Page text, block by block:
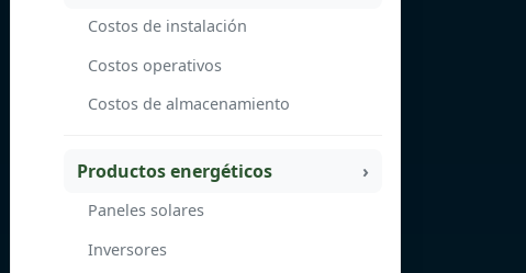
Costos de instalación
Costos operativos
Costos de almacenamiento
Productos energéticos
Paneles solares
Inversores